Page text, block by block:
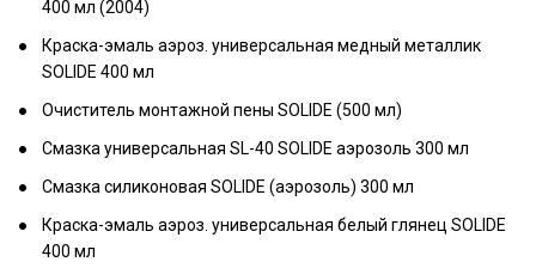
400 мл (2004)
Краска-эмаль аэроз. универсальная медный металлик
SOLIDE 400 мл
Очиститель монтажной пены SOLIDE (500 мл)
Смазка универсальная SL-40 SOLIDE аэрозоль 300 мл
Смазка силиконовая SOLIDE (аэрозоль) 300 мл
Краска-эмаль аэроз. универсальная белый глянец SOLIDE
400 мл